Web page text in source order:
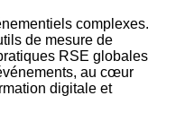
complexes.
de mesure de
RSE globales
au cœur
digitale et